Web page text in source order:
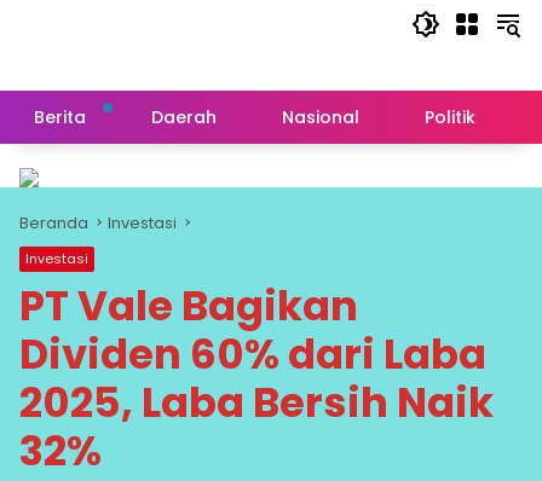
Berita Daerah Nasional Politik
Beranda Investasi
Investasi
PT Vale Bagikan
Dividen 60% dari Laba
2025, Laba Bersih Naik
32%